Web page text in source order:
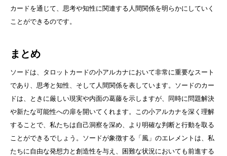
カードを通じて、思考や知性に関連する人間関係を明らかにしていく
ことができるのです。
まとめ
ソードは、タロットカードの小アルカナにおいて非常に重要なスート
であり、思考と知性、そして人間関係を表しています。ソードのカー
ドは、ときに厳しい現実や内面の葛藤を示しますが、同時に問題解決
や新たな可能性への扉を開いてくれます。この小アルカナを深く理解
することで、私たちは自己洞察を深め、より明確な判断と行動を取る
ことができるでしょう。ソードが象徴する「風」のエレメントは、私
たちに自由な発想力と創造性を与え、困難な状況においても前進する